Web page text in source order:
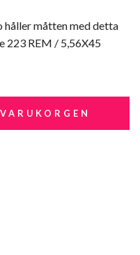
håller måtten med detta
223 REM / 5,56X45